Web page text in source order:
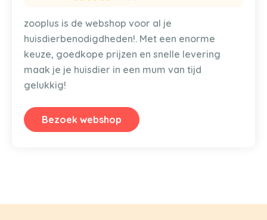
zooplus is de webshop voor al je
huisdierbenodigdheden!. Met een enorme
keuze, goedkope prijzen en snelle levering
maak je je huisdier in een mum van tijd
gelukkig!
Bezoek webshop